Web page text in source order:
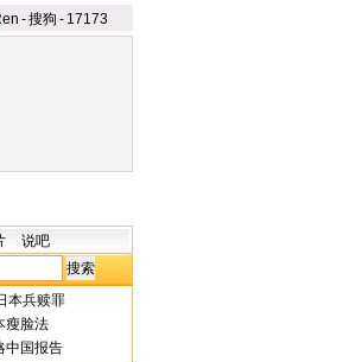
-搜狗 - 17173
说吧
本兵赎罪
瘦脸法
中国报告